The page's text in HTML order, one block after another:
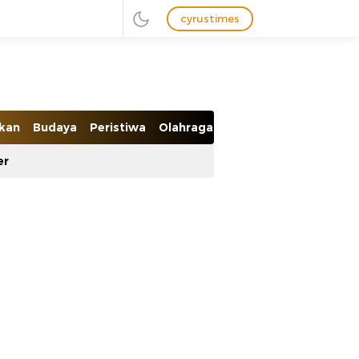
cyrustimes
Budaya Peristiwa Olahraga